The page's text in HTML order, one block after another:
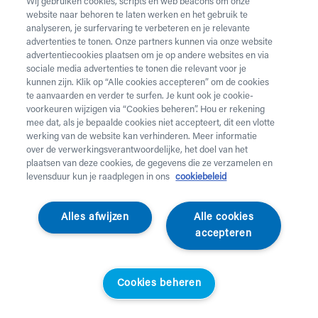
Vul onderstaand formulier in voor de huur van
zorgmateriaal.Dringende levering of levering in het
weekendnodig? Neem telefonisch contact op via 02 218
22 22.
Heb jekrukken nodig? Die kan je enkel aankopen. Wil je
huurmateriaal laten ophalen? Dat kan hier.
Opgelet!Je huurt voor minstens 1 maand en betaalt een
servicekost. Check de prijzenhier. Een gewone levering
duurt 2 werkdagen, een dringende levering krijg je de
feestdagen.
website naar behoren te laten werken en het gebruik te
analyseren, je surfervaring te verbeteren en je relevante
advertenties te tonen. Onze partners kunnen via onze website
advertentiecookies plaatsen om je op andere websites en via
sociale media advertenties te tonen die relevant voor je
kunnen zijn. Klik op “Alle cookies accepteren” om de cookies
te aanvaarden en verder te surfen. Je kunt ook je cookie-
voorkeuren wijzigen via “Cookies beheren”. Hou er rekening
mee dat, als je bepaalde cookies niet accepteert, dit een vlotte
werking van de website kan verhinderen. Meer informatie
over de verwerkingsverantwoordelijke, het doel van het
plaatsen van deze cookies, de gegevens die ze verzamelen en
levensduur kun je raadplegen in ons
cookiebeleid
Alle cookies
accepteren
Alles afwijzen
Cookies beheren